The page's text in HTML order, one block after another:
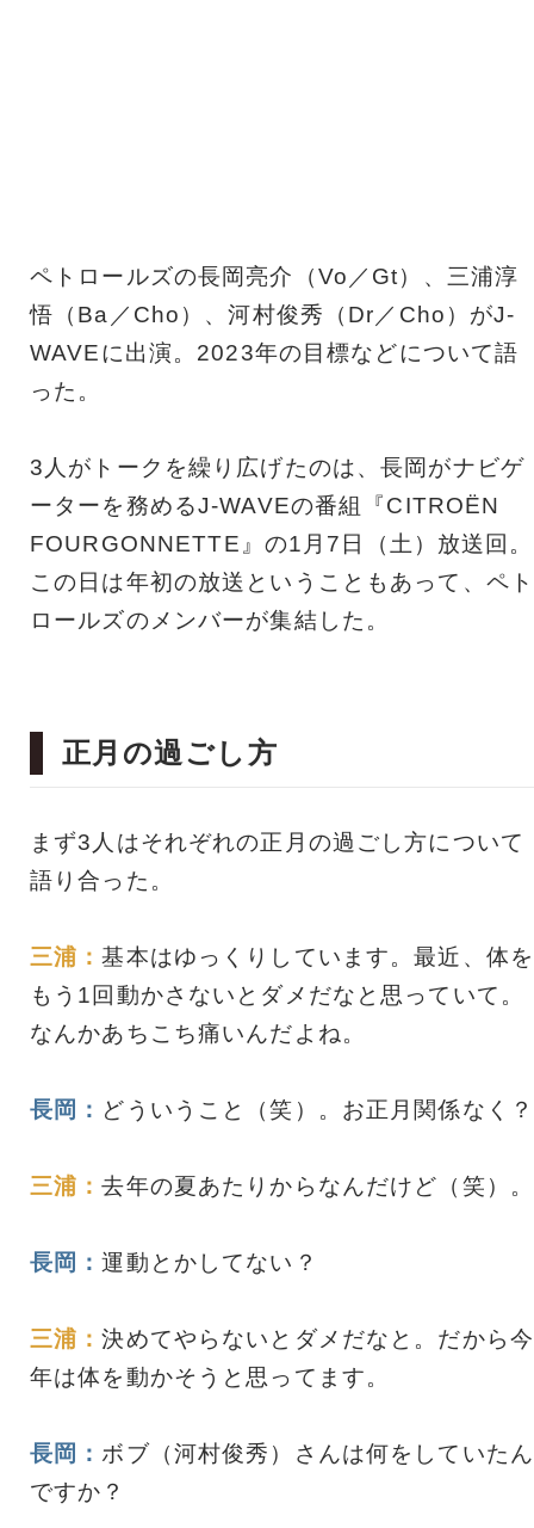
ペトロールズの長岡亮介（Vo／Gt）、三浦淳
悟（Ba／Cho）、河村俊秀（Dr／Cho）がJ-
WAVEに出演。2023年の目標などについて語
った。
3人がトークを繰り広げたのは、長岡がナビゲ
ーターを務めるJ-WAVEの番組『CITROËN
FOURGONNETTE』の1月7日（土）放送回。
この日は年初の放送ということもあって、ペト
ロールズのメンバーが集結した。
正月の過ごし方
まず3人はそれぞれの正月の過ごし方について
語り合った。
三浦：基本はゆっくりしています。最近、体を
もう1回動かさないとダメだなと思っていて。
なんかあちこち痛いんだよね。
長岡： どういうこと（笑）。お正月関係なく？
三浦：去年の夏あたりからなんだけど（笑）。
長岡：運動とかしてない？
三浦：決めてやらないとダメだなと。だから今
年は体を動かそうと思ってます。
長岡： ボブ（河村俊秀）さんは何をしていたん
ですか？